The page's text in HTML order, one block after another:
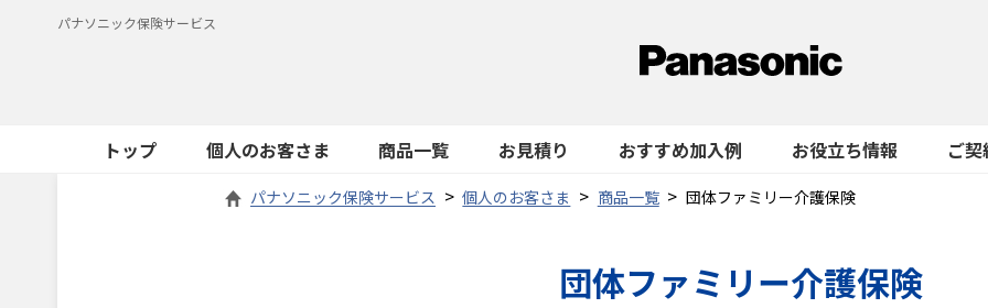
パナソニック保険サービス
トップ 個人のお客さま 商品一覧 お見積り おすすめ加入例 お役立ち情報 ご
パナソニック保険サービス 個人のお客さま 商品一覧 団体ファミリー介護保険
団体ファミリー介護保険